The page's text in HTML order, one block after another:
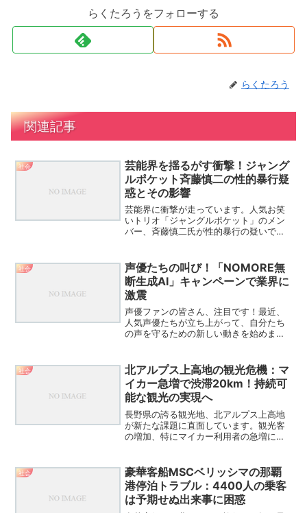
らくたろうをフォローする
らくたろう
関連記事
社会
芸能界を揺るがす衝撃！ジャング
ルポケット斉藤慎二の性的暴行疑
惑とその影響
芸能界に衝撃が走っています。人気お笑
いトリオ「ジャングルポケット」のメン
バー、斉藤慎二氏が性的暴行の疑いで書
への影響について詳しく見ていきましょ
う。斉藤慎二氏の性的暴行...
社会
声優たちの叫び！「NOMORE無
断生成AI」キャンペーンで業界に
激震
声優ファンの皆さん、注目です！最近、
人気声優たちが立ち上がって、自分たち
の声を守るための新しい動きを始めまし
か、そしてなぜ今、声優たちがこんな行
動を起こしているの...
社会
北アルプス上高地の観光危機：マ
イカー急増で渋滞20km！持続可
能な観光の実現へ
長野県の誇る観光地、北アルプス上高地
が新たな課題に直面しています。観光客
の増加、特にマイカー利用者の急増によ
す。この記事では、上高地が直面する問
題と、その解決に向けた取...
社会
豪華客船MSCベリッシマの那覇
港停泊トラブル：4400人の乗客
は予期せぬ出来事に困惑